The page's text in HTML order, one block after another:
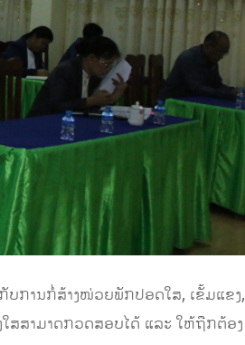
ການກໍ່ສ້າງໜ່ວຍພັກປອດໃສ, ເຂັ້ມແຂງ,
ສສາມາດກວດສອບໄດ້ ແລະ ໃຫ້ຖືກຕ້ອງ